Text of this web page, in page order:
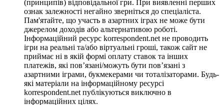
(принципів) відповідальної гри. При виявленні перших
ознак залежності негайно зверніться до спеціаліста.
Пам'ятайте, що участь в азартних іграх не може бути
джерелом доходів або альтернативою роботі.
Інформаційний ресурс korrespondent.net не проводить
ігри на реальні та/або віртуальні гроші, також сайт не
приймає ні в якій формі оплату ставок та інших
платежів, які пов’язані/можуть бути пов’язані з
азартними іграми, букмекерами чи тоталізаторами. Будь-
які матеріали на інформаційному ресурсі
korrespondent.net публікуються виключно в
інформаційних цілях.